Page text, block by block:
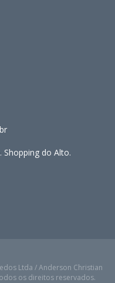
Shopping do Alto.
Ltda / Anderson Christian
os direitos reservados.